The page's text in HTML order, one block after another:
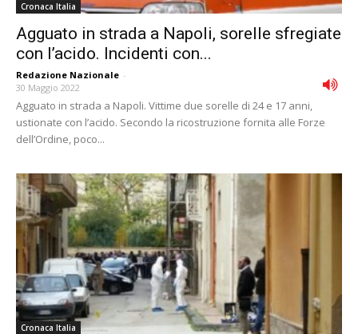
Cronaca Italia
Agguato in strada a Napoli, sorelle sfregiate
con l’acido. Incidenti con...
Redazione Nazionale -
30 Maggio 2022
Agguato in strada a Napoli. Vittime due sorelle di 24 e 17 anni,
ustionate con l’acido. Secondo la ricostruzione fornita alle Forze
dell’Ordine, poco...
Cronaca Italia